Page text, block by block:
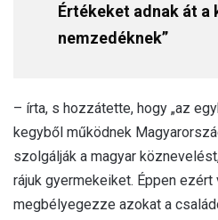
Értékeket adnak át a
nemzedéknek”
– írta, s hozzátette, hogy „az
kegyből működnek
szolgálják a magyar
rájuk gyermekeiket. Éppen
megbélyegezze azokat a